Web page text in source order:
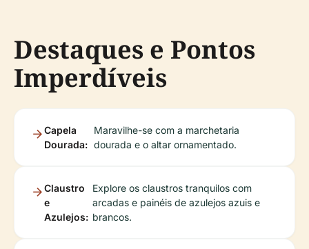
Destaques e Pontos
Imperdíveis
Capela
Dourada:
Maravilhe-se com a marchetaria
dourada e o altar ornamentado.
Claustro
e
Azulejos:
Explore os claustros tranquilos com
arcadas e painéis de azulejos azuis e
brancos.